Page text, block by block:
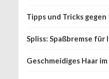
Tipps und Tricks
Spliss: Spaßbremse für
Geschmeidiges Haar im